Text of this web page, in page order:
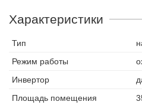
Характеристики
Тип
Режим работы
Инвертор
Площадь помещения